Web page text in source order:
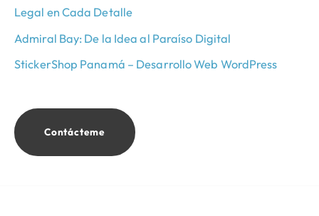
Legal en Cada Detalle
Admiral Bay: De la Idea al Paraíso Digital
StickerShop Panamá – Desarrollo Web WordPress
Contácteme